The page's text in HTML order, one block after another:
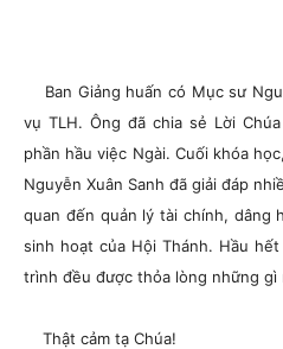
Ban Giảng huấn có Mục sư
vụ TLH. Ông đã chia sẻ Lời
phần hầu việc Ngài. Cuối khóa
Nguyễn Xuân Sanh đã giải đáp
quan đến quản lý tài chính, dâng
sinh hoạt của Hội Thánh. Hầu
trình đều được thỏa lòng những gì
Thật cảm tạ Chúa!